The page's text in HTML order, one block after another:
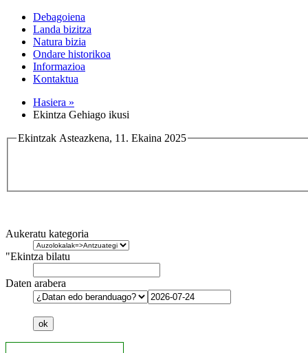
Debagoiena
Landa bizitza
Natura bizia
Ondare historikoa
Informazioa
Kontaktua
Hasiera »
Ekintza Gehiago ikusi
Ekintzak Asteazkena, 11. Ekaina 2025
Aukeratu kategoria
"Ekintza bilatu
Daten arabera